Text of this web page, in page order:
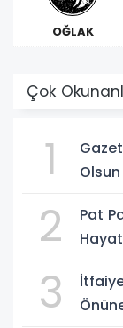
OĞLAK
Çok
1
Olsun
2
Pat
3